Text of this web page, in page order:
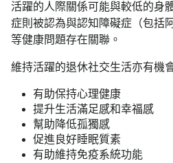
活躍的人際關係可能與較低的身
症則被認為與認知障礙症（包括
等健康問題存在關聯。
維持活躍的退休社交生活亦有機
有助保持心理健康
提升生活滿足感和幸福感
幫助降低孤獨感
促進良好睡眠質素
有助維持免疫系統功能